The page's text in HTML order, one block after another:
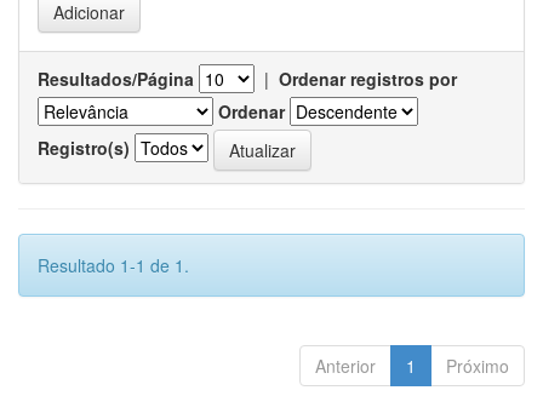
Resultados/Página | Ordenar registros por
Ordenar
Registro(s)
Resultado 1-1 de 1.
Anterior 1 Próximo